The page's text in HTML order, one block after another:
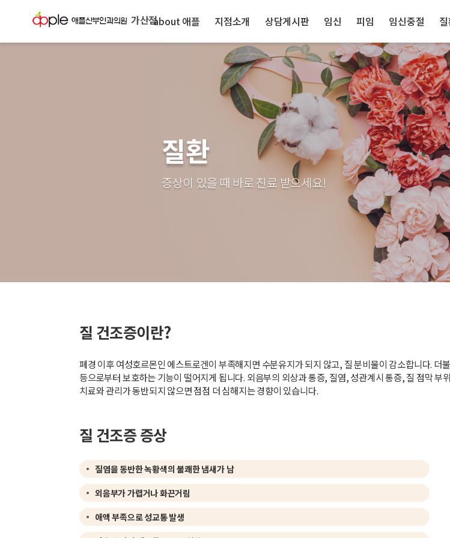
가산점about 애플 지점소개 상담게시판 임신 피임 임신중절
질환
증상이 있을 때 바로 진료 받으세요!
질 건조증이란?
폐경 이후 여성호르몬인 에스트로겐이 부족해지면 수분유지가 되지 않고, 질 분비물이 감소합니다.
등으로부터 보호하는 기능이 떨어지게 됩니다. 외음부의 외상과 통증, 질염, 성관계시 통증, 질 점막
치료와 관리가 동반되지 않으면 점점 더 심해지는 경향이 있습니다.
질 건조증 증상
질염을 동반한 녹황색의 불쾌한 냄새가 남
외음부가 가렵거나 화끈거림
애액 부족으로 성교통 발생